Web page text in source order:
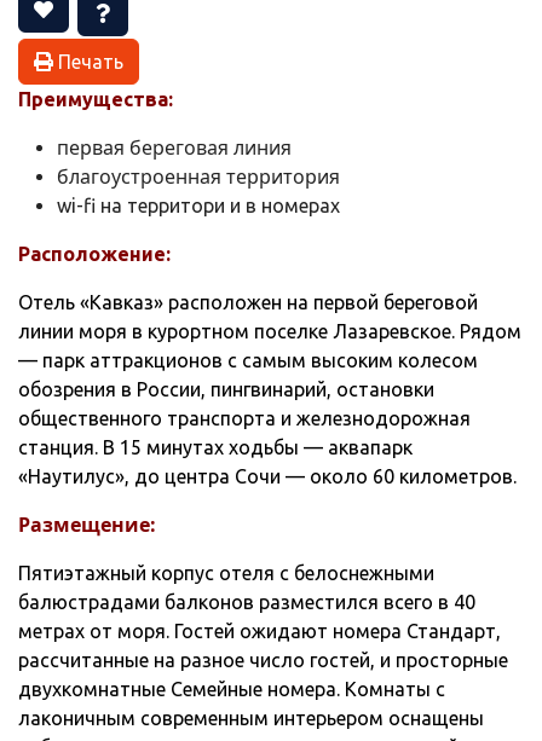
Печать
Преимущества:
первая береговая линия
благоустроенная территория
wi-fi на территори и в номерах
Расположение:
Отель «Кавказ» расположен на первой береговой
линии моря в курортном поселке Лазаревское. Рядом
— парк аттракционов с самым высоким колесом
обозрения в России, пингвинарий, остановки
общественного транспорта и железнодорожная
станция. В 15 минутах ходьбы — аквапарк
«Наутилус», до центра Сочи — около 60 километров.
Размещение:
Пятиэтажный корпус отеля с белоснежными
балюстрадами балконов разместился всего в 40
метрах от моря. Гостей ожидают номера Стандарт,
рассчитанные на разное число гостей, и просторные
двухкомнатные Семейные номера. Комнаты с
лаконичным современным интерьером оснащены